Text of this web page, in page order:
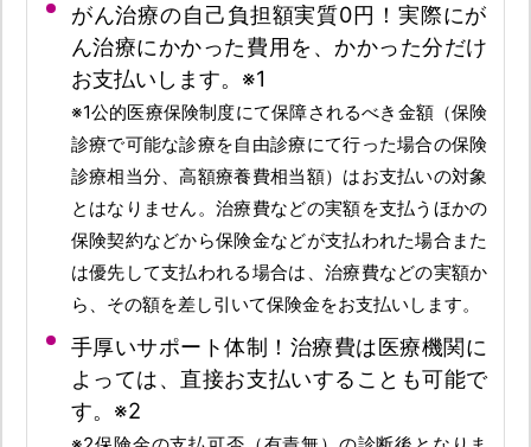
がん治療の自己負担額実質0円！実際にが
ん治療にかかった費用を、かかった分だけ
お支払いします。※1
※1公的医療保険制度にて保障されるべき金額（保険
診療で可能な診療を自由診療にて行った場合の保険
診療相当分、高額療養費相当額）はお支払いの対象
とはなりません。治療費などの実額を支払うほかの
保険契約などから保険金などが支払われた場合また
は優先して支払われる場合は、治療費などの実額か
ら、その額を差し引いて保険金をお支払いします。
手厚いサポート体制！治療費は医療機関に
よっては、直接お支払いすることも可能で
す。※2